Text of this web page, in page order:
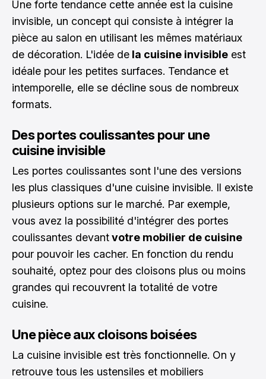
Une forte tendance cette année est la cuisine
invisible, un concept qui consiste à intégrer la
pièce au salon en utilisant les mêmes matériaux
de décoration. L'idée de la cuisine invisible est
idéale pour les petites surfaces. Tendance et
intemporelle, elle se décline sous de nombreux
formats.
Des portes coulissantes pour une
cuisine invisible
Les portes coulissantes sont l'une des versions
les plus classiques d'une cuisine invisible. Il existe
plusieurs options sur le marché. Par exemple,
vous avez la possibilité d'intégrer des portes
coulissantes devantvotre mobilier de cuisine
pour pouvoir les cacher. En fonction du rendu
souhaité, optez pour des cloisons plus ou moins
grandes qui recouvrent la totalité de votre
cuisine.
Une pièce aux cloisons boisées
La cuisine invisible est très fonctionnelle. On y
retrouve tous les ustensiles et mobiliers